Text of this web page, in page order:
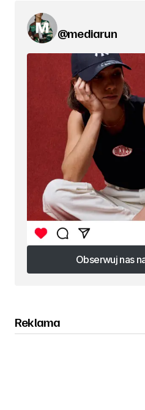
@mediarun
Obserwuj nas
Obserwuj nas
Reklama